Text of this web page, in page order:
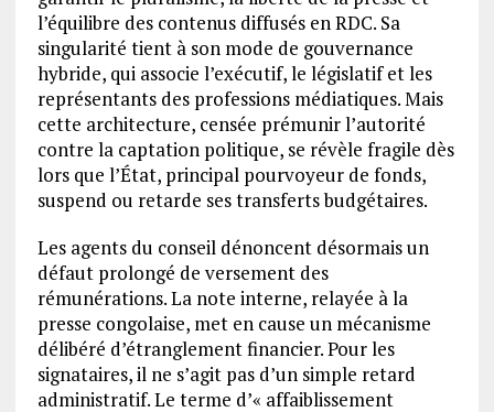
l’équilibre des contenus diffusés en RDC. Sa
singularité tient à son mode de gouvernance
hybride, qui associe l’exécutif, le législatif et les
représentants des professions médiatiques. Mais
cette architecture, censée prémunir l’autorité
contre la captation politique, se révèle fragile dès
lors que l’État, principal pourvoyeur de fonds,
suspend ou retarde ses transferts budgétaires.
Les agents du conseil dénoncent désormais un
défaut prolongé de versement des
rémunérations. La note interne, relayée à la
presse congolaise, met en cause un mécanisme
délibéré d’étranglement financier. Pour les
signataires, il ne s’agit pas d’un simple retard
administratif. Le terme d’« affaiblissement